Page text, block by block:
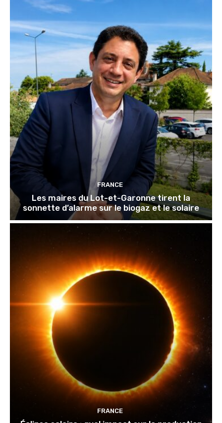
FRANCE
Les maires du Lot-et-Garonne tirent la
sonnette d’alarme sur le biogaz et le solaire
FRANCE